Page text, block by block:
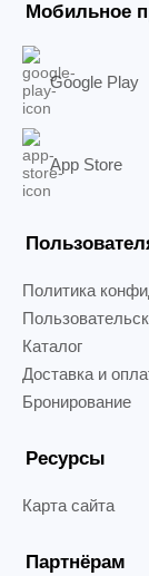
Мобильное
Google Play
App Store
Политика
Каталог
Доставка и
Бронирование
Ресурсы
Карта сайта
Партнёрам